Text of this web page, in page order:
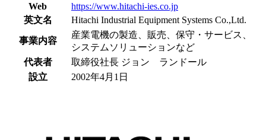
Web
https://www.hitachi-ies.co.jp
英文名
Hitachi Industrial Equipment Systems Co.,Ltd.
事業内容
産業電機の製造、販売、保守・サービス、
システムソリューションなど
代表者
取締役社長 ジョン ランドール
設立
2002年4月1日